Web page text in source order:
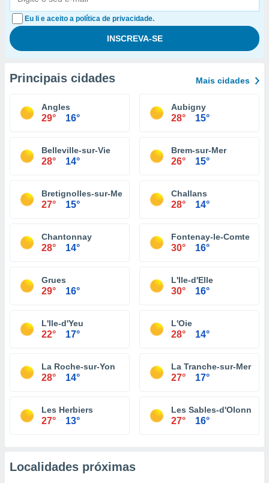
Eu li e aceito a política de privacidade.
Principais cidades Mais cidades
Angles
29° 16°
Aubigny
28° 15°
Belleville-sur-Vie
28° 14°
Brem-sur-Mer
26° 15°
Bretignolles-sur-Mer
27° 15°
Challans
28° 14°
Chantonnay
28° 14°
Fontenay-le-Comte
30° 16°
Grues
29° 16°
L'Ile-d'Elle
30° 16°
L'Ile-d'Yeu
22° 17°
L'Oie
28° 14°
La Roche-sur-Yon
28° 14°
La Tranche-sur-Mer
27° 17°
Les Herbiers
27° 13°
Les Sables-d'Olonne
27° 16°
Localidades próximas